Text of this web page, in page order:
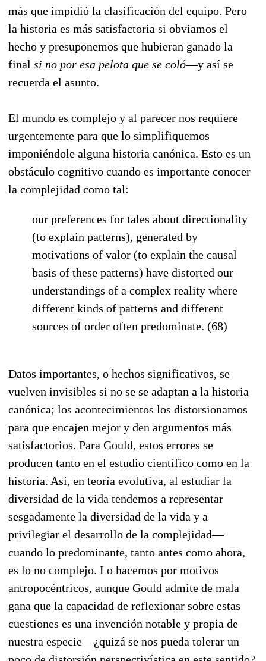
más que impidió la clasificación del equipo. Pero
la historia es más satisfactoria si obviamos el
hecho y presuponemos que hubieran ganado la
final si no por esa pelota que se coló—y así se
recuerda el asunto.
El mundo es complejo y al parecer nos requiere
urgentemente para que lo simplifiquemos
imponiéndole alguna historia canónica. Esto es un
obstáculo cognitivo cuando es importante conocer
la complejidad como tal:
our preferences for tales about directionality
(to explain patterns), generated by
motivations of valor (to explain the causal
basis of these patterns) have distorted our
understandings of a complex reality where
different kinds of patterns and different
sources of order often predominate. (68)
Datos importantes, o hechos significativos, se
vuelven invisibles si no se se adaptan a la historia
canónica; los acontecimientos los distorsionamos
para que encajen mejor y den argumentos más
satisfactorios. Para Gould, estos errores se
producen tanto en el estudio científico como en la
historia. Así, en teoría evolutiva, al estudiar la
diversidad de la vida tendemos a representar
sesgadamente la diversidad de la vida y a
privilegiar el desarrollo de la complejidad—
cuando lo predominante, tanto antes como ahora,
es lo no complejo. Lo hacemos por motivos
antropocéntricos, aunque Gould admite de mala
gana que la capacidad de reflexionar sobre estas
cuestiones es una invención notable y propia de
nuestra especie—¿quizá se nos pueda tolerar un